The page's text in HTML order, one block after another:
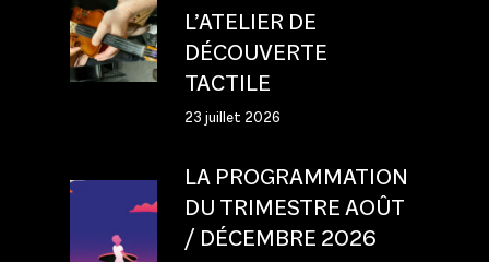
L’ATELIER DE
DÉCOUVERTE
TACTILE
23 juillet 2026
LA PROGRAMMATION
DU TRIMESTRE AOÛT
/ DÉCEMBRE 2026